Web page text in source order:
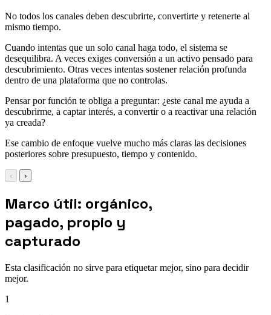
No todos los canales deben descubrirte, convertirte y retenerte al
mismo tiempo.
Cuando intentas que un solo canal haga todo, el sistema se
desequilibra. A veces exiges conversión a un activo pensado para
descubrimiento. Otras veces intentas sostener relación profunda
dentro de una plataforma que no controlas.
Pensar por función te obliga a preguntar: ¿este canal me ayuda a
descubrirme, a captar interés, a convertir o a reactivar una relación
ya creada?
Ese cambio de enfoque vuelve mucho más claras las decisiones
posteriores sobre presupuesto, tiempo y contenido.
‹ ›
Marco útil: orgánico,
pagado, propio y
capturado
Esta clasificación no sirve para etiquetar mejor, sino para decidir
mejor.
1